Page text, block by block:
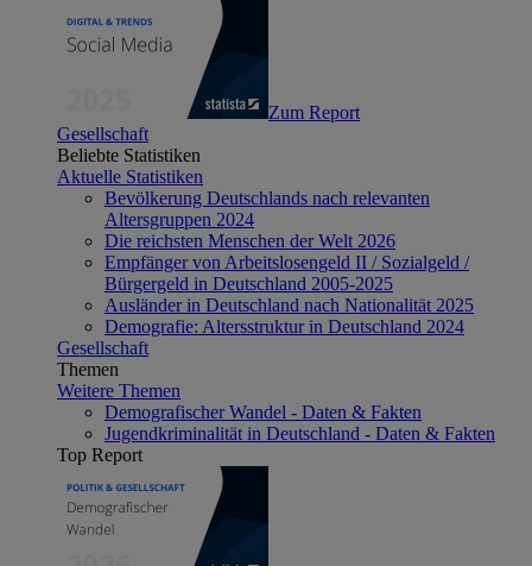
Zum Report
Gesellschaft
Beliebte Statistiken
Aktuelle Statistiken
Bevölkerung Deutschlands nach relevanten
Altersgruppen 2024
Die reichsten Menschen der Welt 2026
Empfänger von Arbeitslosengeld II / Sozialgeld /
Bürgergeld in Deutschland 2005-2025
Ausländer in Deutschland nach Nationalität 2025
Demografie: Altersstruktur in Deutschland 2024
Gesellschaft
Themen
Weitere Themen
Demografischer Wandel - Daten & Fakten
Jugendkriminalität in Deutschland - Daten & Fakten
Top Report